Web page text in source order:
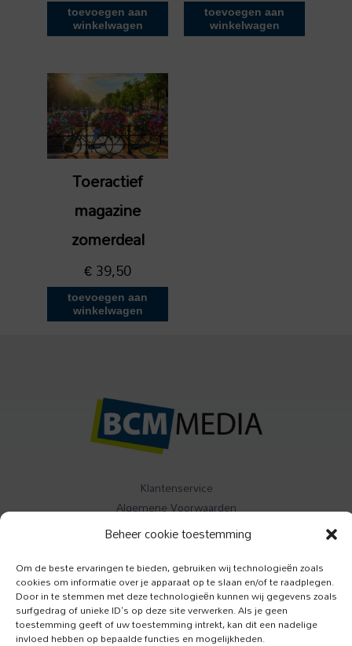
Beheer cookie toestemming
Om de beste ervaringen te bieden, gebruiken wij technologieën zoals
cookies om informatie over je apparaat op te slaan en/of te raadplegen.
Door in te stemmen met deze technologieën kunnen wij gegevens zoals
surfgedrag of unieke ID's op deze site verwerken. Als je geen
toestemming geeft of uw toestemming intrekt, kan dit een nadelige
invloed hebben op bepaalde functies en mogelijkheden.
toevoegen aan
winkelwagen
toevoegen aan
winkelwagen
Toeractief
magazine
zomerdeal
€39,50
toevoegen aan
winkelwagen
Klantenservice
Algemene Voorwaarden
Contact
Buitenleven
Specials
Jazzism